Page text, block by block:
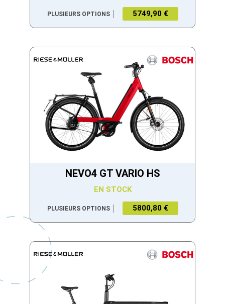
PLUSIEURS OPTIONS 5749,90 €
NEVO4 GT VARIO HS
EN STOCK
PLUSIEURS OPTIONS 5800,80 €